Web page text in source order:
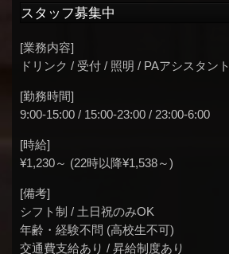
スタッフ募集中
[業務内容]
ドリンク / 受付 / 照明 / PAアシスタント
[勤務時間]
9:00-15:00 / 15:00-23:00 / 23:00-6:00
[時給]
¥1,230～ (22時以降¥1,538～)
[備考]
シフト制 / 土日祝のみOK
年齢・経験不問 (高校生不可)
交通費支給あり / 昇給制度あり